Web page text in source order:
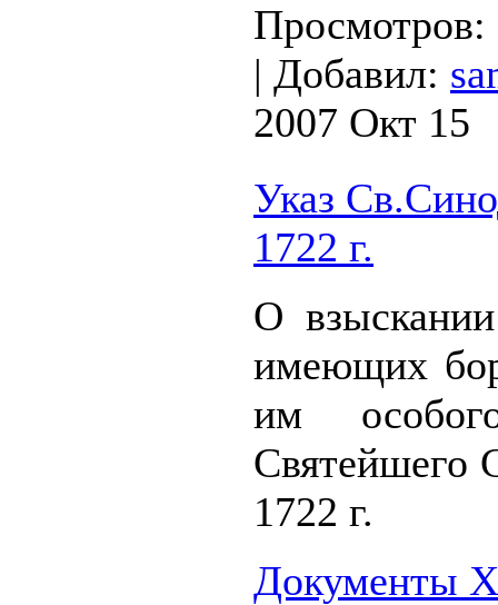
Просмотров:
| Добавил:
2007 Окт 15
Указ
1722 г.
О
имеющих
им
Святейшего
1722 г.
Документы